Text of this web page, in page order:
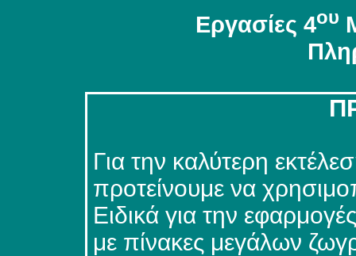
Εργασίες 4ου
Για την καλύτερη
προτείνουμε να
Ειδικά για την
με πίνακες μεγάλων